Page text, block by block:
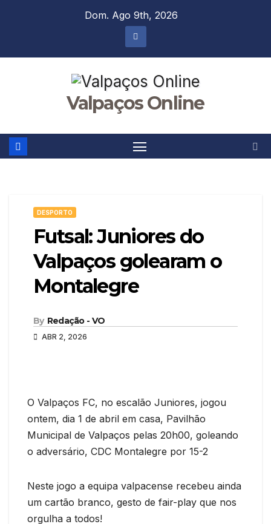
Dom. Ago 9th, 2026
Valpaços Online
DESPORTO
Futsal: Juniores do
Valpaços golearam o
Montalegre
By Redação - VO
ABR 2, 2026
O Valpaços FC, no escalão Juniores, jogou
ontem, dia 1 de abril em casa, Pavilhão
Municipal de Valpaços pelas 20h00, goleando
o adversário, CDC Montalegre por 15-2
Neste jogo a equipa valpacense recebeu ainda
um cartão branco, gesto de fair-play que nos
orgulha a todos!